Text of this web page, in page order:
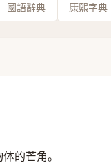
國語辭典 康熙字典
的芒角。